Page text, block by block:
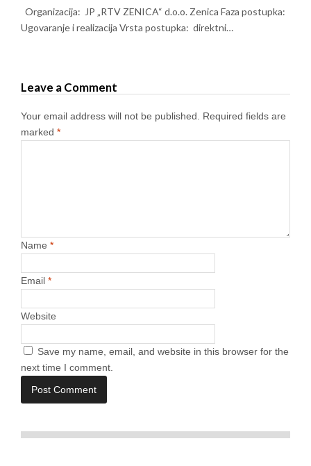
Organizacija: JP „RTV ZENICA“ d.o.o. Zenica Faza postupka:
Ugovaranje i realizacija Vrsta postupka: direktni…
Leave a Comment
Your email address will not be published.
Required fields are
marked *
Name *
Email *
Website
Save my name, email, and website in this browser for the
next time I comment.